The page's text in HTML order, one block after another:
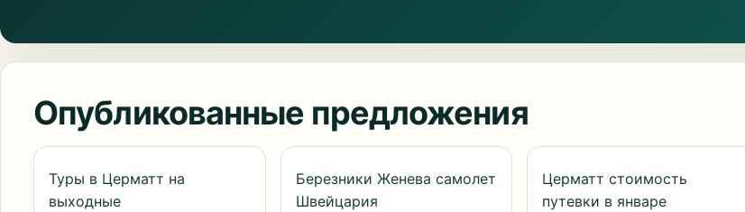
Опубликованные предложения
Туры в Церматт на
выходные
Березники Женева самолет
Швейцария
Церматт стоимость
путевки в январе